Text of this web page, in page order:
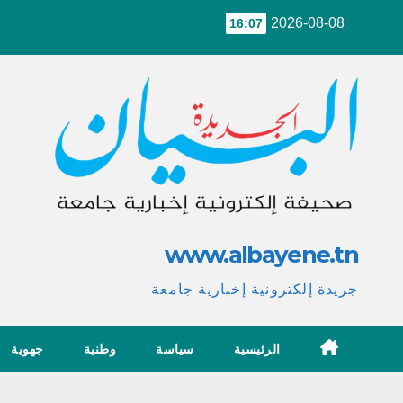
2026-08-08
16:07
www.albayene.tn
جريدة إلكترونية إخبارية جامعة
الرئيسية سياسة وطنية جهوية